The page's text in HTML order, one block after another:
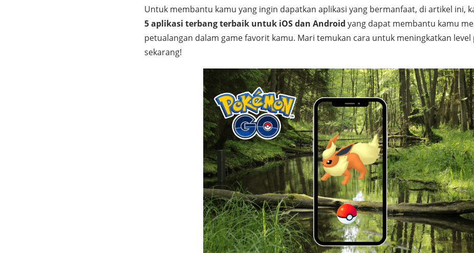
Untuk membantu kamu yang ingin dapatkan aplikasi yang bermanfaat, di artikel ini,
5 aplikasi terbang terbaik untuk iOS dan Android yang dapat membantu kamu
petualangan dalam game favorit kamu. Mari temukan cara untuk meningkatkan
sekarang!